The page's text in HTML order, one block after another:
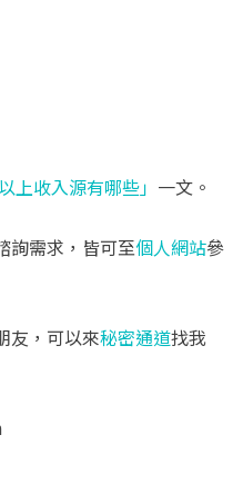
上收入源有哪些」 一文。
詢需求，皆可至個人網站參
友，可以來秘密通道找我